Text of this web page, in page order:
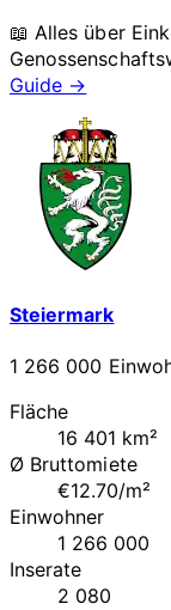
📖 Alles über
Guide →
Steiermark
1 266 000
Fläche
16 401 km²
Ø Bruttomiete
€12.70/m²
Einwohner
1 266 000
Inserate
2 080